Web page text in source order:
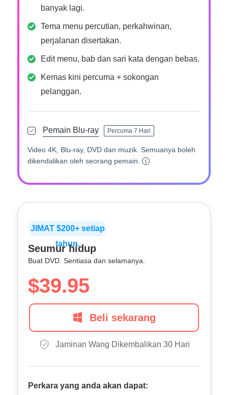
JIMAT $200+ setiap
tahun.
Seumur hidup
Buat DVD. Sentiasa dan selamanya.
$39.95
Beli sekarang
Jaminan Wang Dikembalikan 30 Hari
Perkara yang anda akan dapat:
banyak lagi.
Tema menu percutian, perkahwinan,
perjalanan disertakan.
Edit menu, bab dan sari kata dengan bebas.
Kemas kini percuma + sokongan
pelanggan.
Pemain Blu-ray Percuma 7 Hari
Video 4K, Blu-ray, DVD dan muzik. Semuanya boleh
dikendalikan oleh seorang pemain.